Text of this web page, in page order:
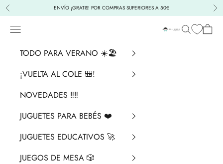
Ir al contenido
Anterior ENVÍO ¡GRATIS! POR COMPRAS SUPERIORES A 50€
La Chata
Menú BuscarCesta
TODO PARA VERANO ☀️🏖️
¡VUELTA AL COLE 🎒!
NOVEDADES ‼️​‼️​
JUGUETES PARA BEBÉS ❤️​
JUGUETES EDUCATIVOS 🚀
JUEGOS DE MESA 🎲